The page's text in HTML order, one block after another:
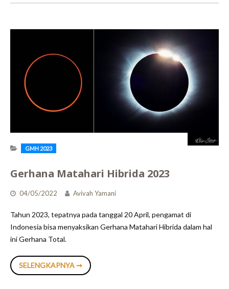
MATAHARI
GMH 2023
Gerhana Matahari Hibrida 2023
04/05/2022 Avivah Yamani
Tahun 2023, tepatnya pada tanggal 20 April, pengamat di
Indonesia bisa menyaksikan Gerhana Matahari Hibrida dalam hal
ini Gerhana Total.
SELENGKAPNYA ➞GERHANA
MATAHARI